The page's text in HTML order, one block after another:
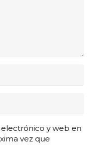
y web en
vez que